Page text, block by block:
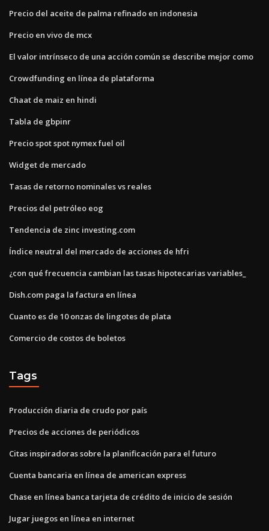
Precio del aceite de palma refinado en indonesia
Precio en vivo de mcx
El valor intrínseco de una acción común se describe mejor como
Crowdfunding en línea de plataforma
Chaat de maiz en hindi
Tabla de gbpinr
Precio spot spot nymex fuel oil
Widget de mercado
Tasas de retorno nominales vs reales
Precios del petróleo eog
Tendencia de zinc investing.com
Índice neutral del mercado de acciones de hfri
¿con qué frecuencia cambian las tasas hipotecarias variables_
Dish.com paga la factura en línea
Cuanto es de 10 onzas de lingotes de plata
Comercio de costos de boletos
Tags
Producción diaria de crudo por país
Precios de acciones de periódicos
Citas inspiradoras sobre la planificación para el futuro
Cuenta bancaria en línea de american express
Chase en línea banca tarjeta de crédito de inicio de sesión
Jugar juegos en línea en internet